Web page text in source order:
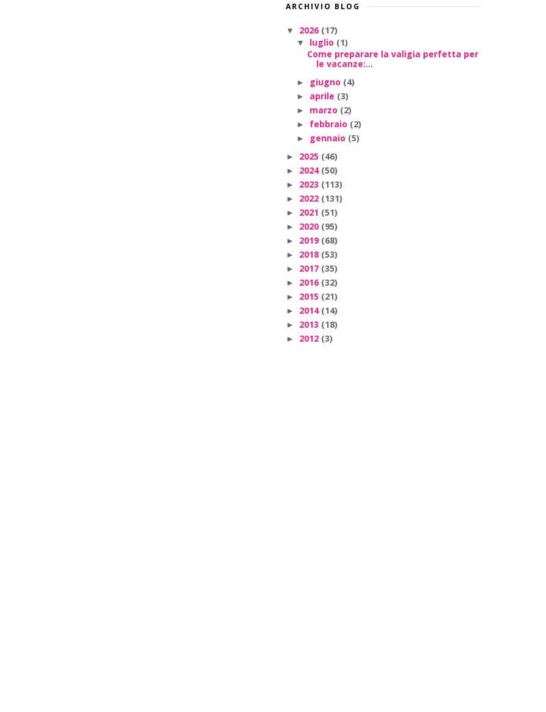
ARCHIVIO BLOG
▼ 2026 (17)
▼ luglio (1)
Come preparare la valigia perfetta per
le vacanze:...
► giugno (4)
► aprile (3)
► marzo (2)
► febbraio (2)
► gennaio (5)
► 2025 (46)
► 2024 (50)
► 2023 (113)
► 2022 (131)
► 2021 (51)
► 2020 (95)
► 2019 (68)
► 2018 (53)
► 2017 (35)
► 2016 (32)
► 2015 (21)
► 2014 (14)
► 2013 (18)
► 2012 (3)